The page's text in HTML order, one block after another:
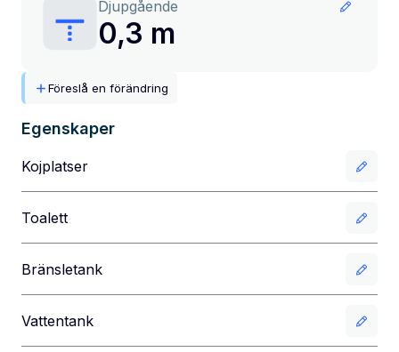
Djupgående
0,3 m
Föreslå en förändring
Egenskaper
Kojplatser
Toalett
Bränsletank
Vattentank